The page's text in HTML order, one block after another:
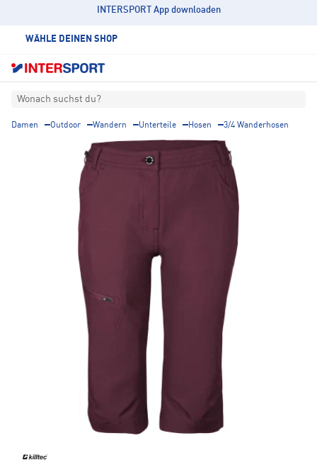
INTERSPORT App downloaden
WÄHLE DEINEN SHOP
Wonach suchst du?
Damen Outdoor Wandern Unterteile Hosen 3/4 Wanderhosen